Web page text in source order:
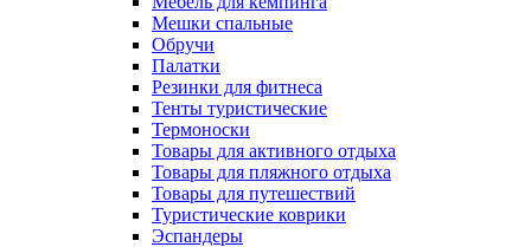
Мешки спальные
Обручи
Палатки
Резинки для фитнеса
Тенты туристические
Термоноски
Товары для активного отдыха
Товары для пляжного отдыха
Товары для путешествий
Туристические коврики
Эспандеры